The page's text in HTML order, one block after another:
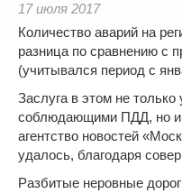
17 июля 2017
Количество аварий на
разница по сравнению с
(учитывался период с
Заслуга в этом не только
соблюдающими ПДД, но и
агентство новостей
удалось, благодаря
Разбитые неровные